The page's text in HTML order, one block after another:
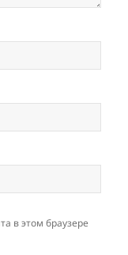
в этом браузере